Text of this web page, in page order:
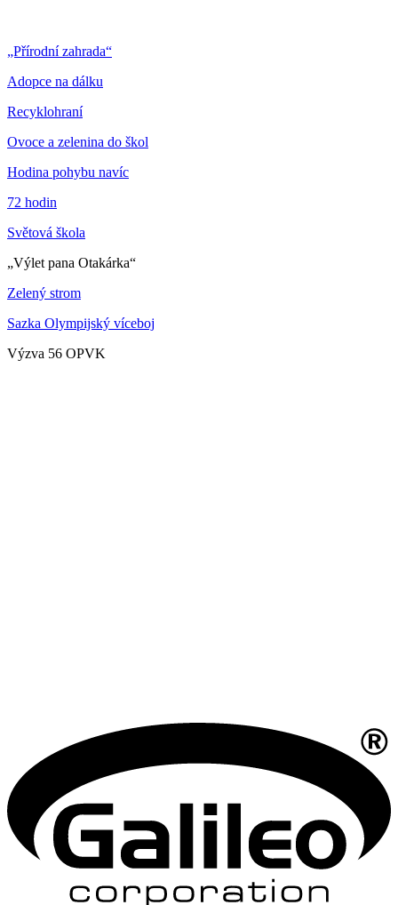
„Přírodní zahrada“
Adopce na dálku
Recyklohraní
Ovoce a zelenina do škol
Hodina pohybu navíc
72 hodin
Světová škola
„Výlet pana Otakárka“
Zelený strom
Sazka Olympijský víceboj
Výzva 56 OPVK